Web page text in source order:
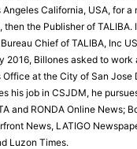
California, USA, for a
the Publisher of TALIBA.
Chief of TALIBA, Inc
2016, Billones asked to
Office at the City of San Jose
his job in CSJDM, he
and RONDA Online News;
News, LATIGO
Luzon Times.